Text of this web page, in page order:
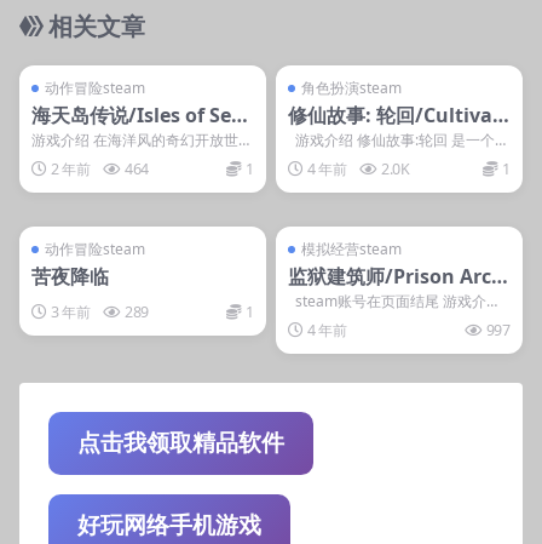
相关文章
动作冒险steam
海天岛传说/Isles of Sea
and Skylx
游戏介绍 在海洋风的奇幻开放世界
中，进行一场脑洞大开的解谜冒
险。与可以改变解谜格...
2 年前 464 1
角色扮演steam
修仙故事: 轮回/Cultivati
on Story: Reincarnatio
n
游戏介绍 修仙故事:轮回 是一个像
素风动作类roguelike单机...
4 年前 2.0K 1
动作冒险steam
苦夜降临
3 年前 289 1
模拟经营steam
监狱建筑师/Prison Archi
tect/
steam账号在页面结尾 游戏介绍
《监狱建筑师》是一款玩法非常
新...4 年前 997
点击我领取精品软件
好玩网络手机游戏